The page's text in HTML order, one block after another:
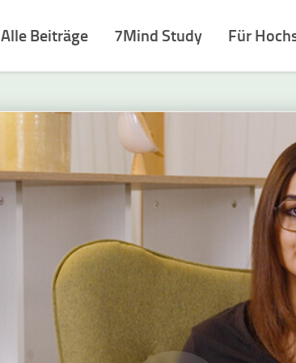
Alle Beiträge 7Mind Study Für